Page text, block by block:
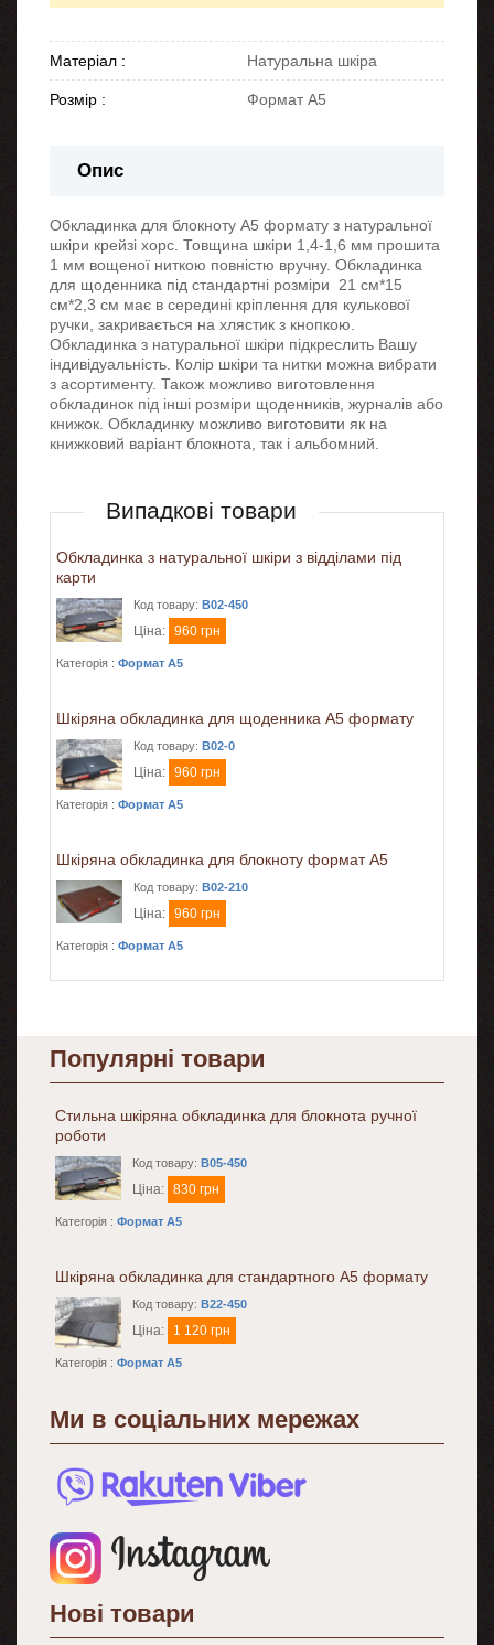
Матеріал : Натуральна шкіра
Розмір : Формат А5
Опис
Обкладинка для блокноту А5 формату з натуральної
шкіри крейзі хорс. Товщина шкіри 1,4-1,6 мм прошита
1 мм вощеної ниткою повністю вручну. Обкладинка
для щоденника під стандартні розміри 21 см*15
см*2,3 см має в середині кріплення для кулькової
ручки, закривається на хлястик з кнопкою.
Обкладинка з натуральної шкіри підкреслить Вашу
індивідуальність. Колір шкіри та нитки можна вибрати
з асортименту. Також можливо виготовлення
обкладинок під інші розміри щоденників, журналів або
книжок. Обкладинку можливо виготовити як на
книжковий варіант блокнота, так і альбомний.
Випадкові товари
Обкладинка з натуральної шкіри з відділами під
карти
Код товару: B02-450
Ціна: 960 грн
Категорія : Формат A5
Шкіряна обкладинка для щоденника А5 формату
Код товару: B02-0
Ціна: 960 грн
Категорія : Формат A5
Шкіряна обкладинка для блокноту формат А5
Код товару: B02-210
Ціна: 960 грн
Категорія : Формат A5
Популярні товари
Стильна шкіряна обкладинка для блокнота ручної
роботи
Код товару: B05-450
Ціна: 830 грн
Категорія : Формат A5
Шкіряна обкладинка для стандартного А5 формату
Код товару: B22-450
Ціна: 1 120 грн
Категорія : Формат A5
Ми в соціальних мережах
Нові товари